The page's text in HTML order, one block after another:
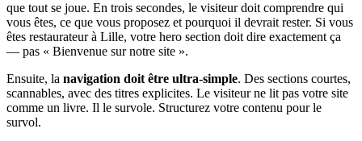
que tout se joue. En trois secondes, le visiteur doit comprendre qui
vous êtes, ce que vous proposez et pourquoi il devrait rester. Si vous
êtes restaurateur à Lille, votre hero section doit dire exactement ça
— pas « Bienvenue sur notre site ».
Ensuite, la navigation doit être ultra-simple. Des sections courtes,
scannables, avec des titres explicites. Le visiteur ne lit pas votre site
comme un livre. Il le survole. Structurez votre contenu pour le
survol.